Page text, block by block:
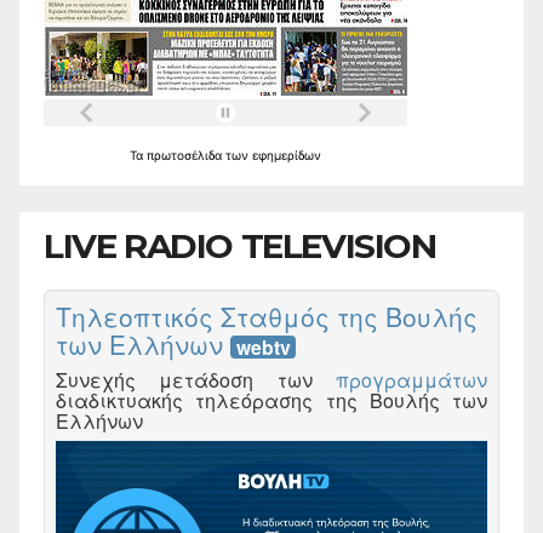
Τα πρωτοσέλιδα των εφημερίδων
LIVE RADIO TELEVISION